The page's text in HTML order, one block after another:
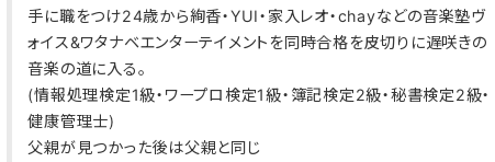
手に職をつけ24歳から絢香・YUI・家入レオ・chayなどの音楽塾ヴ
ォイス&ワタナベエンターテイメントを同時合格を皮切りに遅咲きの
音楽の道に入る。
(情報処理検定1級・ワープロ検定1級・簿記検定2級・秘書検定2級・
健康管理士)
父親が見つかった後は父親と同じ